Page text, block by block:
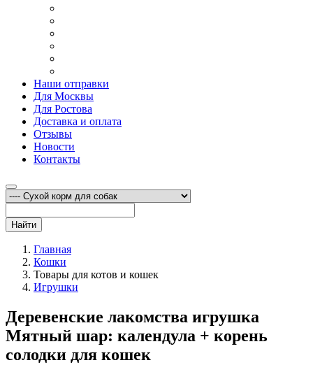
Наши отправки
Для Москвы
Для Ростова
Доставка и оплата
Отзывы
Новости
Контакты
Найти
Главная
Кошки
Товары для котов и кошек
Игрушки
Деревенские лакомства игрушка
Мятный шар: календула + корень
солодки для кошек